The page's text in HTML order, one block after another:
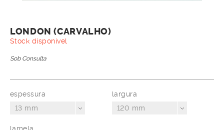
LONDON (CARVALHO)
Stock disponível
Sob Consulta
espessura
13 mm
largura
120 mm